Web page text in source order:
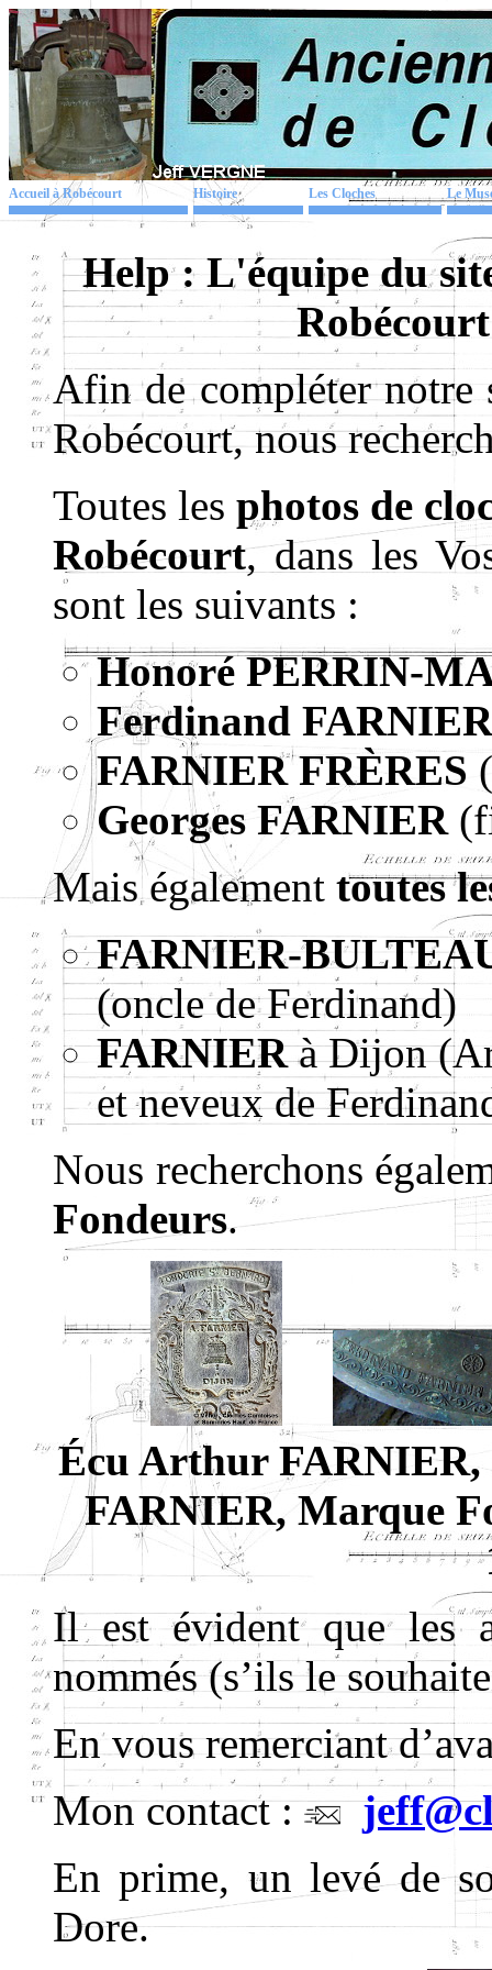
Accueil à Robécourt Histoire Les Cloches Le
Help : L'équipe du
Afin de compléter notre
Robécourt, nous
Toutes les photos de
Robécourt, dans les
sont les suivants :
Honoré PERRIN-
Ferdinand FARNIER
FARNIER FRÈRES
Georges FARNIER
Mais également toutes
FARNIER-
(oncle de Ferdinand)
FARNIERà Dijon
et neveux de
Nous recherchons
Fondeurs.
Écu Arthur FARNIER,
FARNIER, Marque
Il est évident que les
nommés (s’ils le
En vous remerciant
Mon contact :
En prime, un levé de
Dore.